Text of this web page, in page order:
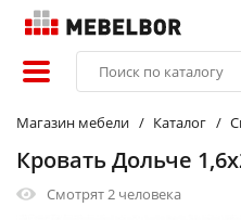
Магазин мебели Каталог
Кровать Дольче
Смотрят2 человека